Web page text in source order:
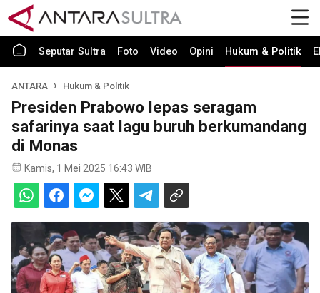
Seputar Sultra Foto Video Opini Hukum & Politik
ANTARA Hukum & Politik
Presiden Prabowo lepas seragam
safarinya saat lagu buruh berkumandang
di Monas
Kamis, 1 Mei 2025 16:43 WIB